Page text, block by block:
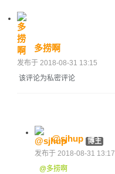
多捞啊
发布于 2018-08-31 13:15
该评论为私密评论
@sjhup 博主
发布于 2018-08-31 13:17
@多捞啊